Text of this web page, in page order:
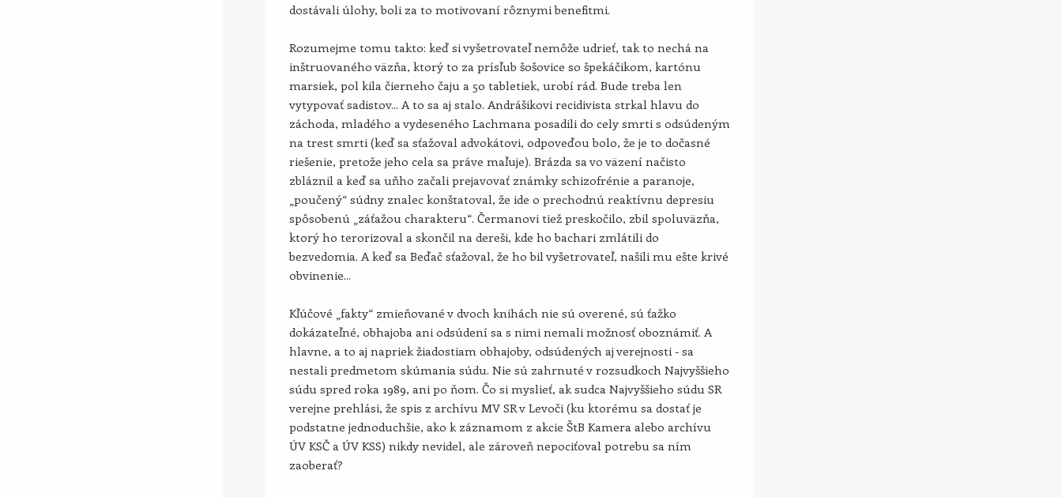
dostávali úlohy, boli za to motivovaní rôznymi benefitmi.
Rozumejme tomu takto: keď si vyšetrovateľ nemôže udrieť, tak to nechá na
inštruovaného väzňa, ktorý to za prísľub šošovice so špekáčikom, kartónu
marsiek, pol kila čierneho čaju a 50 tabletiek, urobí rád. Bude treba len
vytypovať sadistov... A to sa aj stalo. Andrášikovi recidivista strkal hlavu do
záchoda, mladého a vydeseného Lachmana posadili do cely smrti s odsúdeným
na trest smrti (keď sa sťažoval advokátovi, odpoveďou bolo, že je to dočasné
riešenie, pretože jeho cela sa práve maľuje). Brázda sa vo väzení načisto
zbláznil a keď sa uňho začali prejavovať známky schizofrénie a paranoje,
„poučený“ súdny znalec konštatoval, že ide o prechodnú reaktívnu depresiu
spôsobenú „záťažou charakteru“. Čermanovi tiež preskočilo, zbil spoluväzňa,
ktorý ho terorizoval a skončil na dereši, kde ho bachari zmlátili do
bezvedomia. A keď sa Beďač sťažoval, že ho bil vyšetrovateľ, našili mu ešte krivé
obvinenie...
Kľúčové „fakty“ zmieňované v dvoch knihách nie sú overené, sú ťažko
dokázateľné, obhajoba ani odsúdení sa s nimi nemali možnosť oboznámiť. A
hlavne, a to aj napriek žiadostiam obhajoby, odsúdených aj verejnosti - sa
nestali predmetom skúmania súdu. Nie sú zahrnuté v rozsudkoch Najvyššieho
súdu spred roka 1989, ani po ňom. Čo si myslieť, ak sudca Najvyššieho súdu SR
verejne prehlási, že spis z archívu MV SR v Levoči (ku ktorému sa dostať je
podstatne jednoduchšie, ako k záznamom z akcie ŠtB Kamera alebo archívu
ÚV KSČ a ÚV KSS) nikdy nevidel, ale zároveň nepociťoval potrebu sa ním
zaoberať?